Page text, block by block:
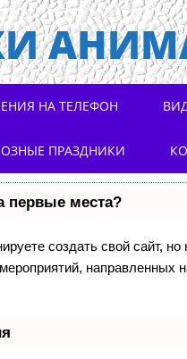
НА ТЕЛЕФОН
ПРАЗДНИКИ
первые места?
создать свой сайт,
направленных